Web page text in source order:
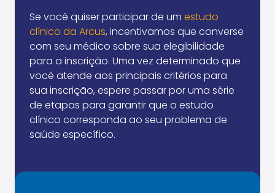
Se você quiser participar de um estudo
clínico da Arcus, incentivamos que converse
com seu médico sobre sua elegibilidade
para a inscrição. Uma vez determinado que
você atende aos principais critérios para
sua inscrição, espere passar por uma série
de etapas para garantir que o estudo
clínico corresponda ao seu problema de
saúde específico.